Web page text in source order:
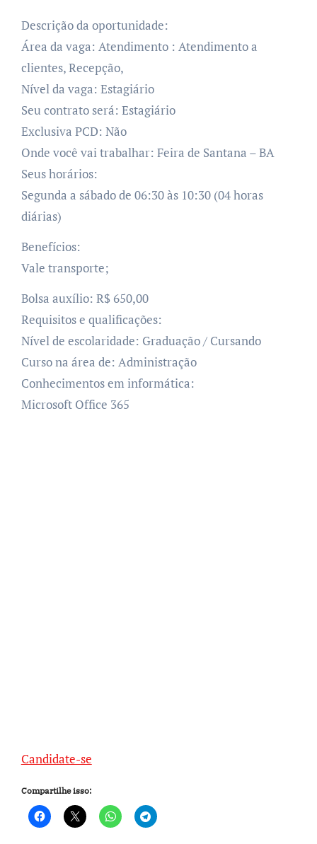
Descrição da oportunidade:
Área da vaga: Atendimento : Atendimento a
clientes, Recepção,
Nível da vaga: Estagiário
Seu contrato será: Estagiário
Exclusiva PCD: Não
Onde você vai trabalhar: Feira de Santana – BA
Seus horários:
Segunda a sábado de 06:30 às 10:30 (04 horas
diárias)
Benefícios:
Vale transporte;
Bolsa auxílio: R$ 650,00
Requisitos e qualificações:
Nível de escolaridade: Graduação / Cursando
Curso na área de: Administração
Conhecimentos em informática:
Microsoft Office 365
Candidate-se
Compartilhe isso: